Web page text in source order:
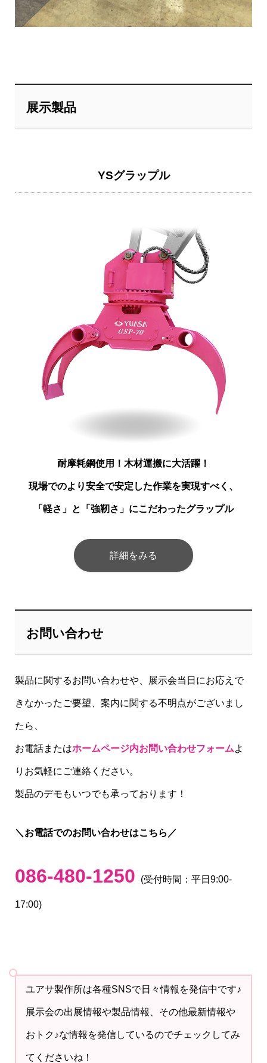
展示製品
YSグラップル
耐摩耗鋼使用！木材運搬に大活躍！
現場でのより安全で安定した作業を実現すべく、
「軽さ」と「強靭さ」にこだわったグラップル
詳細をみる
お問い合わせ
製品に関するお問い合わせや、展示会当日にお応えで
きなかったご要望、案内に関する不明点がございまし
たら、
お電話またはホームページ内お問い合わせフォームよ
りお気軽にご連絡ください。
製品のデモもいつでも承っております！
＼お電話でのお問い合わせはこちら／
086-480-1250 (受付時間：平日9:00-
17:00)
ユアサ製作所は各種SNSで日々情報を発信中です♪
展示会の出展情報や製品情報、その他最新情報や
おトク♪な情報を発信しているのでチェックしてみ
てくださいね！